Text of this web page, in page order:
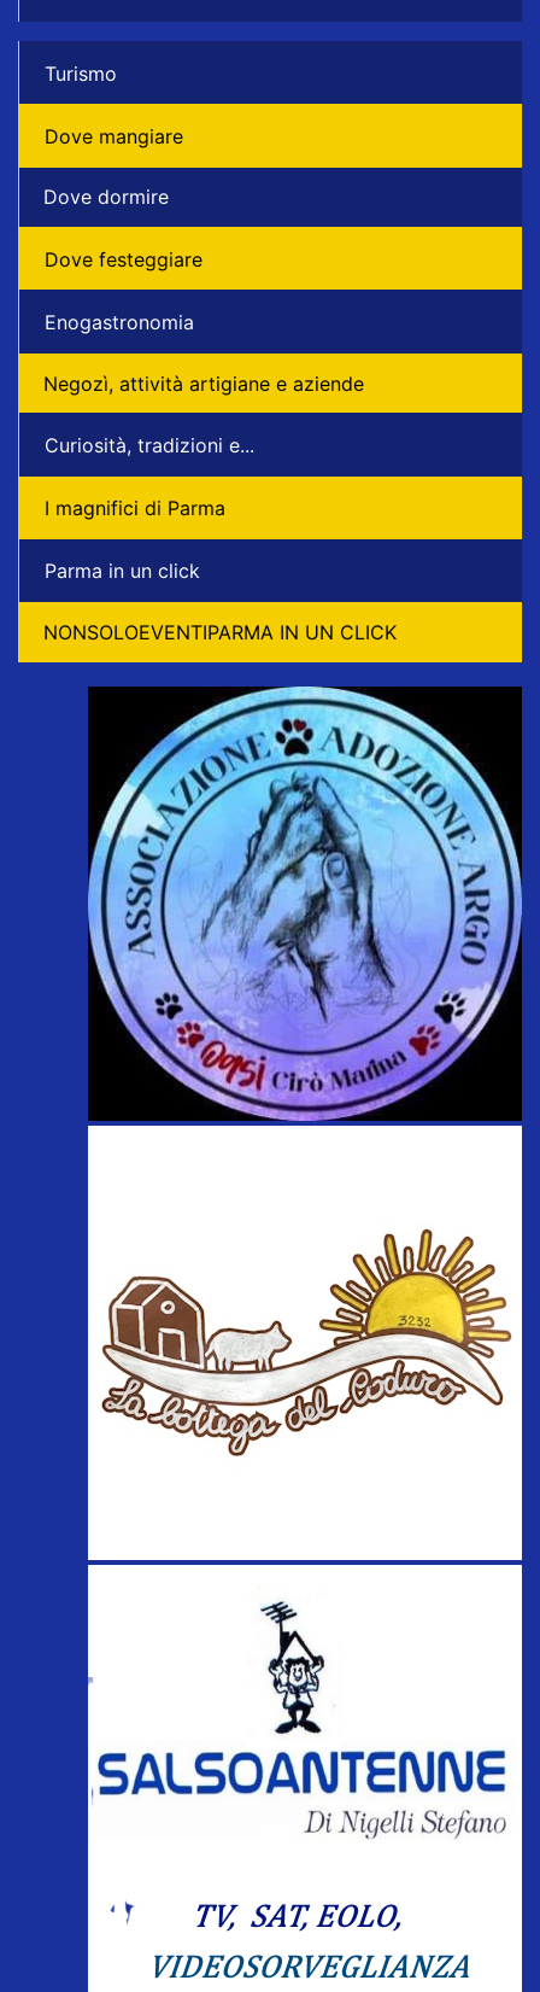
Turismo
Dove mangiare
Dove dormire
Dove festeggiare
Enogastronomia
Negozì, attività artigiane e aziende
Curiosità, tradizioni e...
I magnifici di Parma
Parma in un click
NONSOLOEVENTIPARMA IN UN CLICK